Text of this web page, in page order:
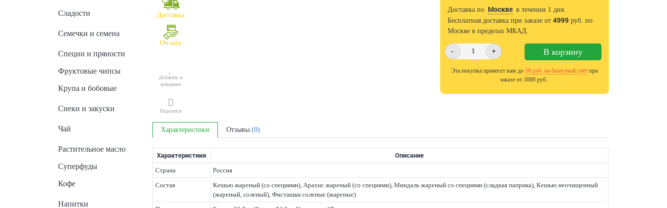
Сладости
Семечки и семена
Специи и пряности
Фруктовые чипсы
Крупа и бобовые
Снеки и закуски
Чай
Растительное масло
Суперфуды
Кофе
Напитки
Доставка
Оплата
Добавить в
избранное
Поделится
Доставка по Москве в течении 1 дня.
Бесплатная доставка при заказе от 4999руб. по
Москве в пределах МКАД.
- + В корзину
Эта покупка принесет вам до 10руб. на бонусный счётпри
заказе от 3000 руб.
Характеристики Отзывы (0)
Характеристики Описание
Страна
Россия
Состав
Кешью жареный (со специями), Арахис жареный (со специями), Миндаль жареный со специями (сладкая паприка), Кешью неочищенный
(жареный, соленый), Фисташки соленые (жареные)